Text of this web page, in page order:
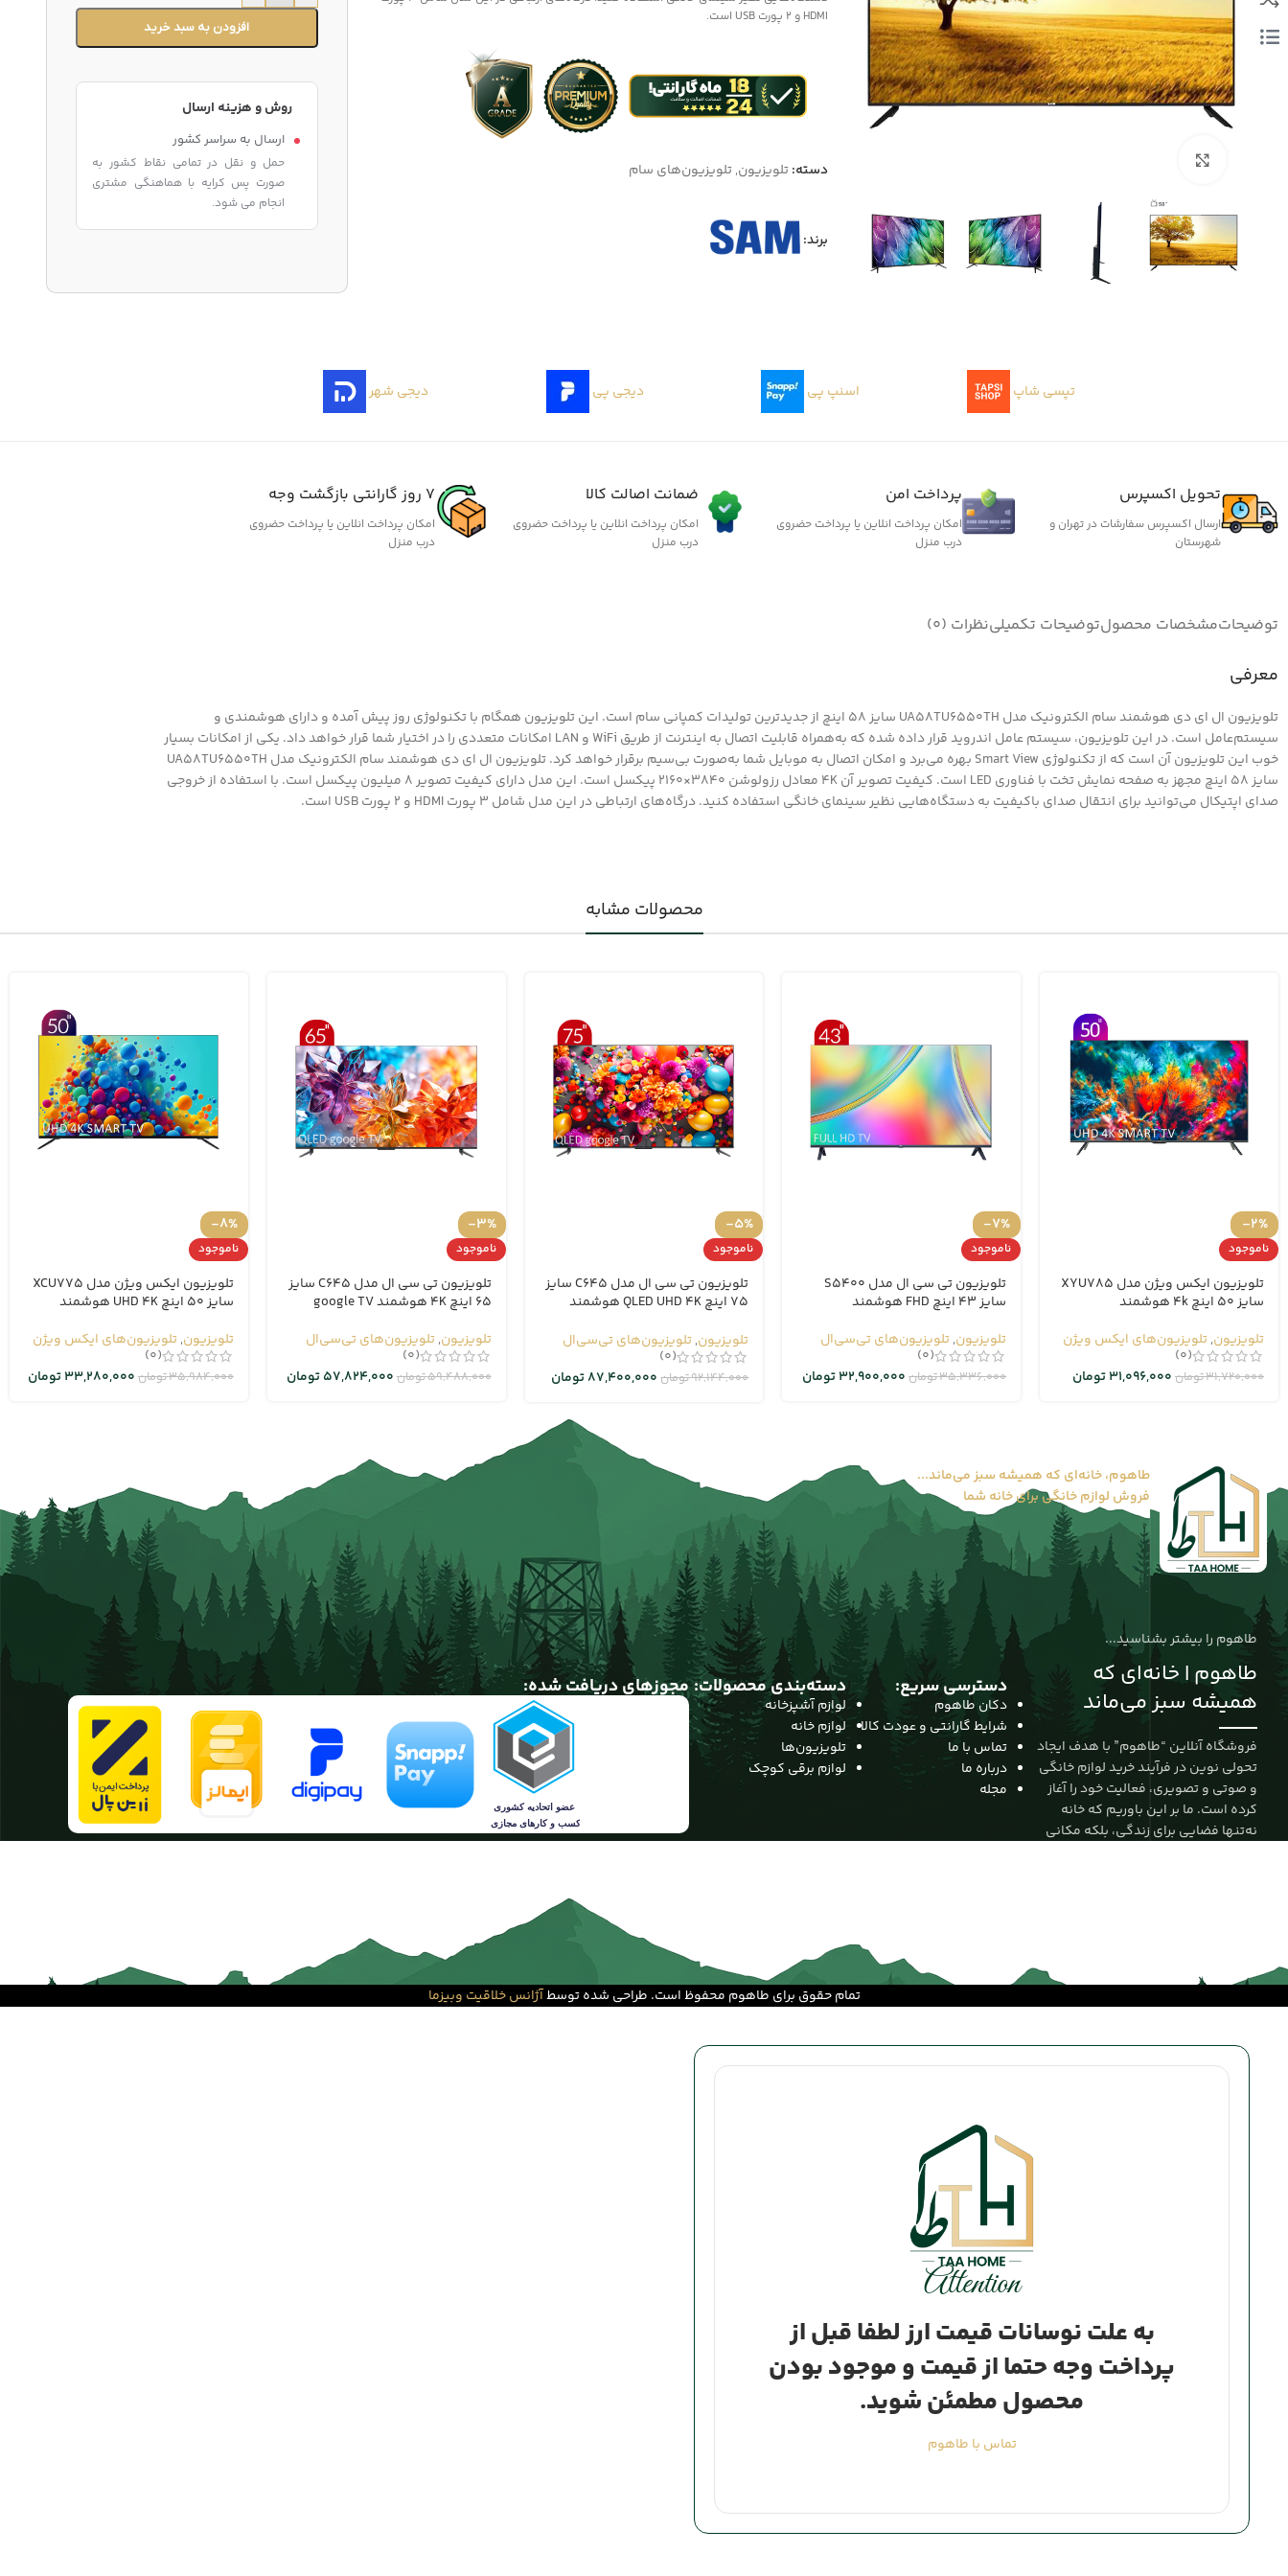
HDMI و 2 پورت USB است.
دسته:تلویزیون,تلویزیون‌های سام
برند:
افزودن به سبد خرید
روش و هزینه ارسال
ارسال به سراسر کشور
حمل و نقل در تمامی نقاط کشور به
صورت پس کرایه با هماهنگی مشتری
انجام می شود.
تپسی شاپ اسنپ پی دیجی پی دیجی شهر
تحویل اکسپرس
ارسال اکسپرس سفارشات در تهران و
شهرستان
پرداخت امن
امکان پرداخت انلاین یا پرداخت حضروی
درب منزل
ضمانت اصالت کالا
امکان پرداخت انلاین یا پرداخت حضروی
درب منزل
7 روز گارانتی بازگشت وجه
امکان پرداخت انلاین یا پرداخت حضروی
درب منزل
توضیحاتمشخصات محصولتوضیحات تکمیلینظرات (0)
معرفی
تلویزیون ال ای دی هوشمند سام الکترونیک مدل UA58TU6550TH سایز 58 اینچ از جدیدترین تولیدات کمپانی سام است. این تلویزیون همگام با تکنولوژی روز پیش آمده و دارای هوشمندی و
سیستم‌عامل است. در این تلویزیون، سیستم عامل اندروید قرار داده شده که به‌همراه قابلیت اتصال به اینترنت از طریق WiFi و LAN امکانات متعددی را در اختیار شما قرار خواهد داد. یکی از امکانات بسیار
خوب این تلویزیون آن است که از تکنولوژی Smart View بهره می‌برد و امکان اتصال به موبایل شما به‌صورت بی‌سیم برقرار خواهد کرد. تلویزیون ال ای دی هوشمند سام الکترونیک مدل UA58TU6550TH
سایز 58 اینچ مجهز به صفحه نمایش تخت با فناوری LED است. کیفیت تصویر آن 4K معادل رزولوشن 3840×2160 پیکسل است. این مدل دارای کیفیت تصویر 8 میلیون پیکسل است. با استفاده از خروجی
صدای اپتیکال می‌توانید برای انتقال صدای باکیفیت به دستگاه‌هایی نظیر سینمای خانگی استفاده کنید. درگاه‌های ارتباطی در این مدل شامل 3 پورت HDMI و 2 پورت USB است.
محصولات مشابه
-2%
ناموجود
تلویزیون ایکس ویژن مدل XYU785
سایز 50 اینچ 4k هوشمند
تلویزیون,تلویزیون‌های ایکس ویژن
(0)
31,720,000تومان 31,096,000تومان
-7%
ناموجود
تلویزیون تی سی ال مدل S5400
سایز 43 اینچ FHD هوشمند
تلویزیون,تلویزیون‌های تی‌سی‌ال
(0)
35,336,000تومان 32,900,000تومان
-5%
ناموجود
تلویزیون تی سی ال مدل C645 سایز
75 اینچ QLED UHD 4K هوشمند
تلویزیون,تلویزیون‌های تی‌سی‌ال
(0)
92,144,000تومان 87,400,000تومان
-3%
ناموجود
تلویزیون تی سی ال مدل C645 سایز
65 اینچ 4K هوشمند google TV
تلویزیون,تلویزیون‌های تی‌سی‌ال
(0)
59,488,000تومان57,824,000تومان
-8%
ناموجود
تلویزیون ایکس ویژن مدل XCU775
سایز 50 اینچ UHD 4K هوشمند
تلویزیون,تلویزیون‌های ایکس ویژن
(0)
35,984,000تومان 33,280,000تومان
طاهوم، خانه‌ای که همیشه سبز می‌ماند...
فروش لوازم خانگی برای خانه شما
طاهوم را بیشتر بشناسید...
طاهوم | خانه‌ای که
همیشه سبز می‌ماند
فروشگاه آنلاین “طاهوم” با هدف ایجاد
تحولی نوین در فرآیند خرید لوازم خانگی
و صوتی و تصویری، فعالیت خود را آغاز
کرده است. ما بر این باوریم که خانه
نه‌تنها فضایی برای زندگی، بلکه مکانی
دسترسی سریع:
دکان طاهوم
شرایط گارانتی و عودت کالا
تماس با ما
درباره ما
مجله
دسته‌بندی محصولات:
لوازم آشپزخانه
لوازم خانه
تلویزیون‌ها
لوازم برقی کوچک
مجوزهای دریافت شده:
تمام حقوق برای طاهوم محفوظ است. طراحی شده توسطآژانس خلاقیت وبیزما
Attention
به علت نوسانات قیمت ارز لطفا قبل از
پرداخت وجه حتما از قیمت و موجود بودن
محصول مطمئن شوید.
تماس با طاهوم